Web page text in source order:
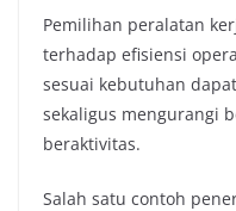
Pemilihan peralatan
terhadap efisiensi
sesuai kebutuhan
sekaligus mengurangi
beraktivitas.
Salah satu contoh